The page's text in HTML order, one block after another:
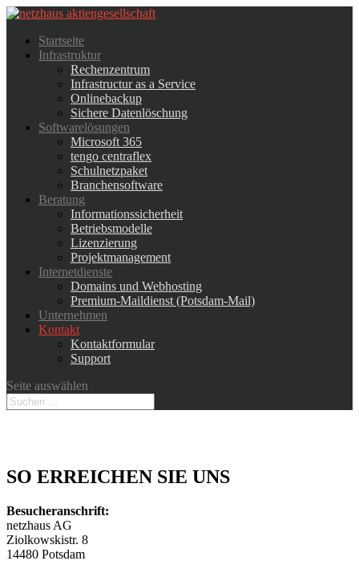
Startseite
Infrastruktur
Rechenzentrum
Infrastructur as a Service
Onlinebackup
Sichere Datenlöschung
Softwarelösungen
Microsoft 365
tengo centraflex
Schulnetzpaket
Branchensoftware
Beratung
Informationssicherheit
Betriebsmodelle
Lizenzierung
Projektmanagement
Internetdienste
Domains und Webhosting
Premium-Maildienst (Potsdam-Mail)
Unternehmen
Kontakt
Kontaktformular
Support
Seite auswählen
SO ERREICHEN SIE UNS
Besucheranschrift:
netzhaus AG
Ziolkowskistr. 8
14480 Potsdam